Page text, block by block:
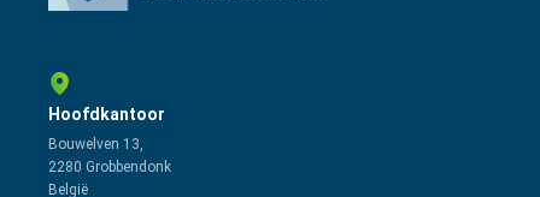
Hoofdkantoor
Bouwelven 13,
2280 Grobbendonk
België